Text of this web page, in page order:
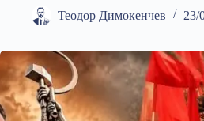
Теодор Димокенчев 23/